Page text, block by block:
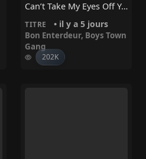
Can’t Take My Eyes Off You – Bon Enterdeur, Boys Town Gang
TITRE • il y a 5 jours
Bon Enterdeur, Boys Town
Gang
202K